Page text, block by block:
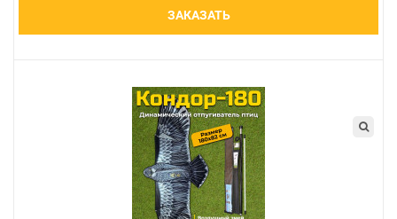
ЗАКАЗАТЬ